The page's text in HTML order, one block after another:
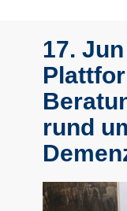
17.
rund